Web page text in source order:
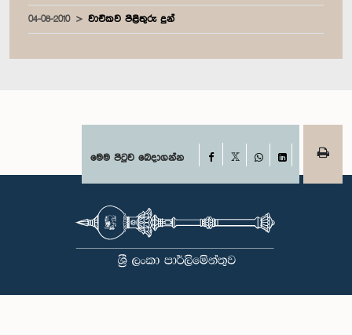
04-08-2010 වාචිකව පිළිතුරු දුන්
මෙම පිටුව බෙදාගන්න Facebook
WhatsAppLinkedIn